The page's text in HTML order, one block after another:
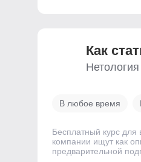
Как
Нетология
В любое время
Бесплатный курс для
компании ищут как
предварительной